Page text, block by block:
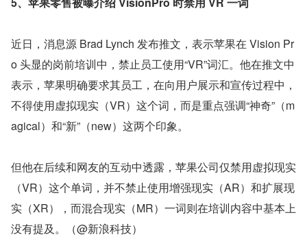
近日，消息源 Brad Lynch 发布推文，表示苹果在 Vision Pr
o 头显的岗前培训中，禁止员工使用“VR”词汇。他在推文中
表示，苹果明确要求其员工，在向用户展示和宣传过程中，
不得使用虚拟现实（VR）这个词，而是重点强调“神奇”（m
agical）和“新”（new）这两个印象。
但他在后续和网友的互动中透露，苹果公司仅禁用虚拟现实
（VR）这个单词，并不禁止使用增强现实（AR）和扩展现
实（XR），而混合现实（MR）一词则在培训内容中基本上
没有提及。（@新浪科技）